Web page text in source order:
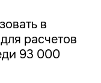
в
расчетов
93 000